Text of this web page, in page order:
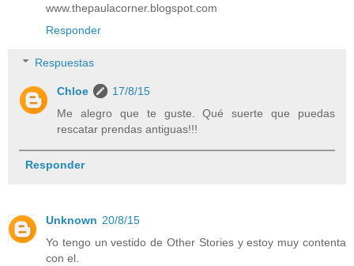
www.thepaulacorner.blogspot.com
Responder
Respuestas
Chloe
17/8/15
Me alegro que te guste. Qué suerte que puedas
rescatar prendas antiguas!!!
Responder
Unknown 20/8/15
Yo tengo un vestido de Other Stories y estoy muy contenta
con el.